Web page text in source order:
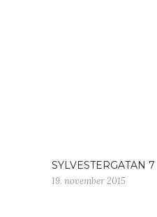
SYLVESTERGATAN 7
19. november 2015